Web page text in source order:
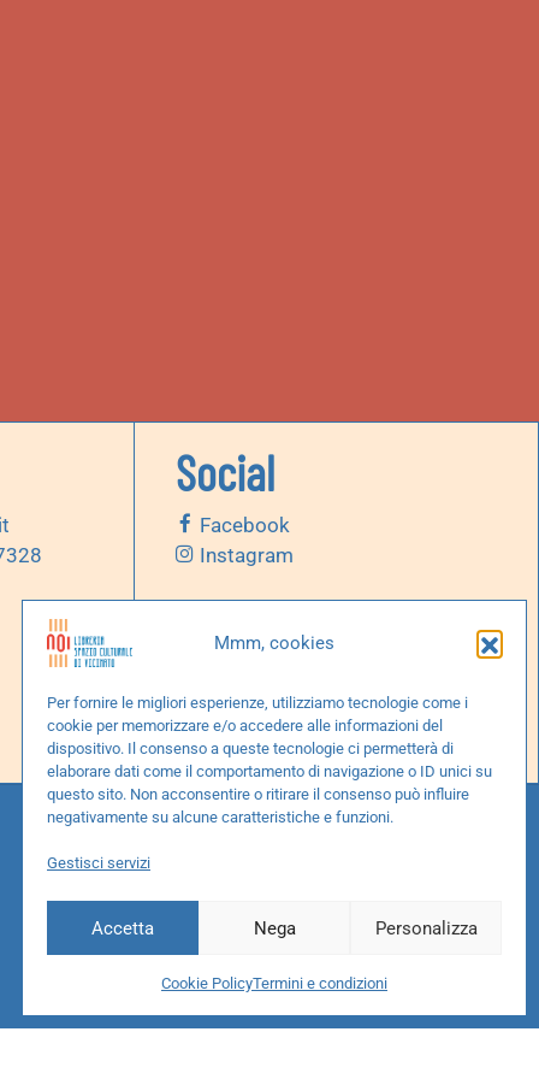
Mmm, cookies
Per fornire le migliori esperienze, utilizziamo tecnologie come i
cookie per memorizzare e/o accedere alle informazioni del
dispositivo. Il consenso a queste tecnologie ci permetterà di
elaborare dati come il comportamento di navigazione o ID unici su
questo sito. Non acconsentire o ritirare il consenso può influire
negativamente su alcune caratteristiche e funzioni.
Gestisci servizi
Accetta Nega Personalizza
Cookie PolicyTermini e condizioni
Social
Facebook
Instagram